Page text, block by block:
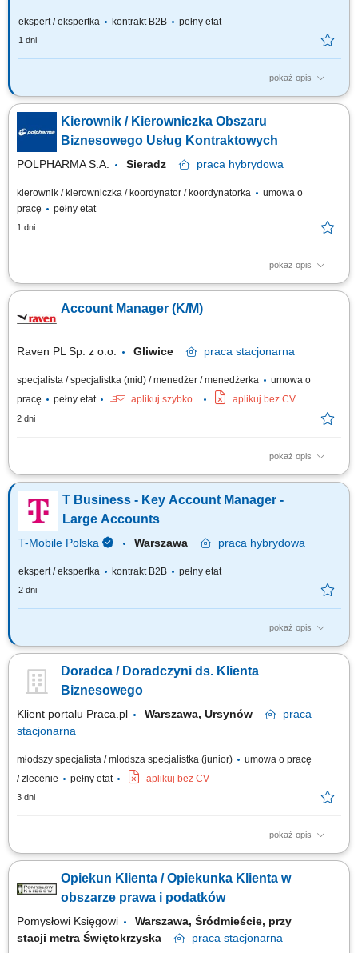
ekspert / ekspertka kontrakt B2B pełny etat
1 dni
pokaż opis
Zadania, które na Ciebie czekają: Aktywna sprzedaż kampanii Mobile
Advertising oraz Big Data; Współpraca z Klientami oraz domami
mediowymi; Realizacja założonych planów sprzedaży w powierzonych
projektach; Aktywne pozyskiwanie nowych Klientów; Przygotowywanie i
prowadzenie prezentacji...
Kierownik / Kierowniczka Obszaru
Biznesowego Usług Kontraktowych
POLPHARMA S.A. Sieradz praca hybrydowa
kierownik / kierowniczka / koordynator / koordynatorka
umowa o
pracę
pełny etat
1 dni
pokaż opis
Do naszego zespołu poszukujemy Kierownika / Kierowniczki Obszaru
i rozwój współpracy z kluczowymi klientami B2B, prowadzenie negocjacji
handlowych oraz nadzór nad rentownością i realizacją projektów
Account Manager (K/M)
Raven PL Sp. z o.o. Gliwice praca stacjonarna
specjalista / specjalistka (mid) / menedżer / menedżerka
umowa o
pracę
pełny etat aplikuj szybko aplikuj bez CV
2 dni
pokaż opis
Zakres obowiązków: Realizacja celów sprzedażowych oraz rozwijanie
sprzedaży materiałów hutniczych. Aktywne pozyskiwanie nowych klientów
i budowanie długofalowych relacji biznesowych. Przygotowywanie ofert
oraz prowadzenie negocjacji handlowych. Obsługa klientów poprzez
kontakt...
T Business - Key Account Manager -
Large Accounts
T-Mobile Polska Warszawa praca hybrydowa
ekspert / ekspertka kontrakt B2B pełny etat
2 dni
pokaż opis
Zadania, które na Ciebie czekają: Zarządzanie aktualną bazą Klientów
produktów w odpowiedzi na rozpoznane potrzeby klientów, Budowanie
silnych relacji z Klientami, Prezentowanie i aktywne uczestnictwo w
Doradca / Doradczyni ds. Klienta
Biznesowego
Klient portalu Praca.pl Warszawa, Ursynów
praca
stacjonarna
młodszy specjalista / młodsza specjalistka (junior)
umowa o pracę
/ zlecenie
pełny etat aplikuj bez CV
3 dni
pokaż opis
Aktywne pozyskiwanie nowych klientów biznesowych oraz rozwijanie
identyfikowanie potrzeb klientów B2B. Przygotowywanie ofert,
negocjowanie warunków współpracy oraz koordynowanie procesu
Opiekun Klienta / Opiekunka Klienta w
obszarze prawa i podatków
Pomysłowi Księgowi
Warszawa, Śródmieście, przy
stacji metra Świętokrzyska
praca stacjonarna